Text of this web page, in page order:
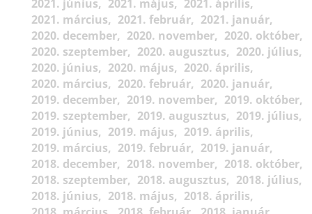
2021. június
2021. május
2021. április
2021. március
2021. február
2021. január
2020. december
2020. november
2020. október
2020. szeptember
2020. augusztus
2020. július
2020. június
2020. május
2020. április
2020. március
2020. február
2020. január
2019. december
2019. november
2019. október
2019. szeptember
2019. augusztus
2019. július
2019. június
2019. május
2019. április
2019. március
2019. február
2019. január
2018. december
2018. november
2018. október
2018. szeptember
2018. augusztus
2018. július
2018. június
2018. május
2018. április